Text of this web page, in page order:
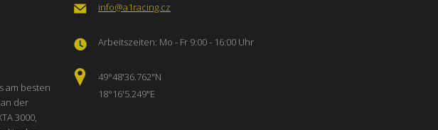
am besten
der
3000,
info@a1racing.cz
Arbeitszeiten: Mo - Fr 9:00 - 16:00 Uhr
49°48'36.762"N
18°16'5.249"E